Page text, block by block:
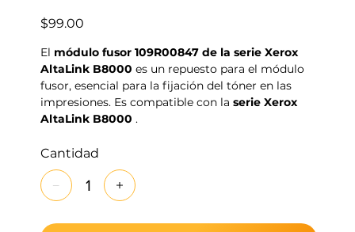
Precio
$99.00
El módulo fusor 109R00847 de la serie Xerox
AltaLink B8000 es un repuesto para el módulo
fusor, esencial para la fijación del tóner en las
impresiones. Es compatible con laserie Xerox
AltaLink B8000 .
Cantidad